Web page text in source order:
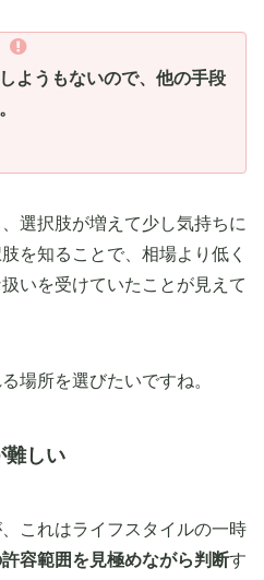
ようもないので、他の手段
選択肢が増えて少し気持ちに
を知ることで、相場より低く
いを受けていたことが見えて
場所を選びたいですね。
難しい
これはライフスタイルの一時
許容範囲を見極めながら判断す